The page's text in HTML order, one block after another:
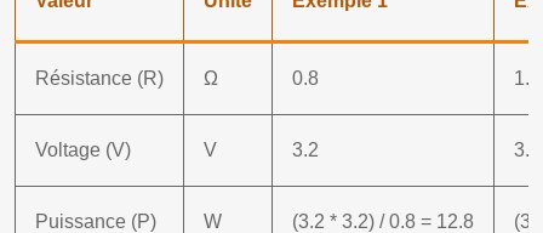
Résistance (R) Ω 0.8 1.2
Voltage (V) V 3.2 3.8
Puissance (P) W (3.2 * 3.2) / 0.8 = 12.8